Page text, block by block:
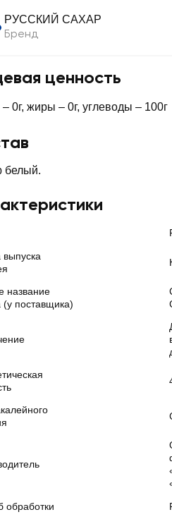
РУССКИЙ САХАР
Бренд
ценность
– 0г, жиры – 0г, углеводы – 100г
белый.
название
(у поставщика)
обработки